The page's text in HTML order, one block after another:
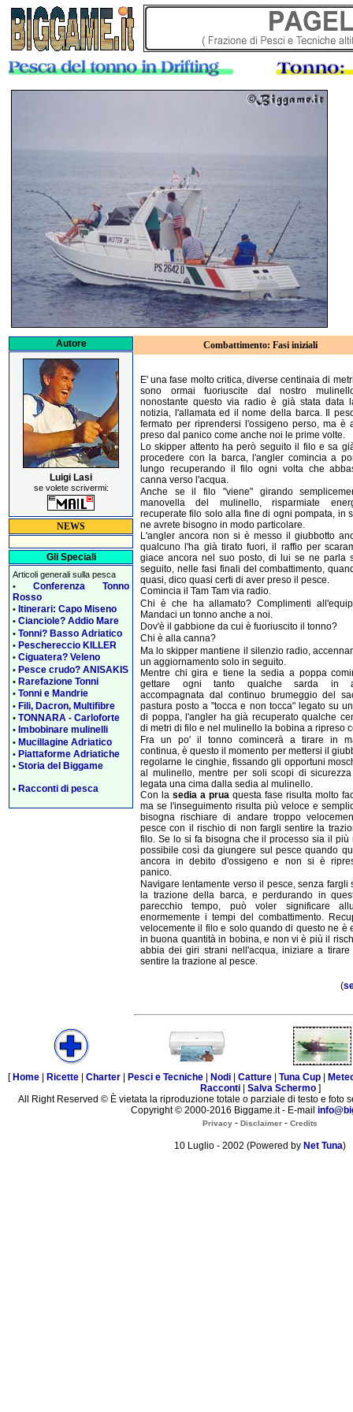
Autore
Luigi Lasi
se volete scrivermi:
NEWS
Gli Speciali
Articoli generali sulla pesca
• Conferenza Tonno
Rosso
• Itinerari: Capo Miseno
• Cianciole? Addio Mare
• Tonni? Basso Adriatico
• Peschereccio KILLER
• Ciguatera? Veleno
• Pesce crudo? ANISAKIS
• Rarefazione Tonni
• Tonni e Mandrie
• Fili, Dacron, Multifibre
• TONNARA - Carloforte
• Imbobinare mulinelli
• Mucillagine Adriatico
• Piattaforme Adriatiche
• Storia del Biggame
• Racconti di pesca
Combattimento: Fasi iniziali
E' una fase molto critica, diverse centinaia di
sono ormai fuoriuscite dal nostro
nonostante questo via radio è già stata data
notizia, l'allamata ed il nome della barca. Il
fermato per riprendersi l'ossigeno perso, ma è
preso dal panico come anche noi le prime volte.
Lo skipper attento ha però seguito il filo e sa
procedere con la barca, l'angler comincia a
lungo recuperando il filo ogni volta che
canna verso l'acqua.
Anche se il filo "viene" girando
manovella del mulinello, risparmiate
recuperate filo solo alla fine di ogni pompata, in
ne avrete bisogno in modo particolare.
L'angler ancora non si è messo il giubbotto
qualcuno l'ha già tirato fuori, il raffio per
giace ancora nel suo posto, di lui se ne parla
seguito, nelle fasi finali del combattimento,
quasi, dico quasi certi di aver preso il pesce.
Comincia il Tam Tam via radio.
Chi è che ha allamato? Complimenti
Mandaci un tonno anche a noi.
Dov'è il gabbione da cui è fuoriuscito il tonno?
Chi è alla canna?
Ma lo skipper mantiene il silenzio radio,
un aggiornamento solo in seguito.
Mentre chi gira e tiene la sedia a poppa
gettare ogni tanto qualche sarda in
accompagnata dal continuo brumeggio del
pastura posto a "tocca e non tocca" legato su
di poppa, l'angler ha già recuperato qualche
di metri di filo e nel mulinello la bobina a ripreso
Fra un po' il tonno comincerà a tirare in
continua, è questo il momento per mettersi il
regolarne le cinghie, fissando gli opportuni
al mulinello, mentre per soli scopi di
legata una cima dalla sedia al mulinello.
Con la sedia a prua questa fase risulta molto
ma se l'inseguimento risulta più veloce e
bisogna rischiare di andare troppo
pesce con il rischio di non fargli sentire la
filo. Se lo si fa bisogna che il processo sia il più
possibile così da giungere sul pesce quando
ancora in debito d'ossigeno e non si è
panico.
Navigare lentamente verso il pesce, senza fargli
la trazione della barca, e perdurando in
parecchio tempo, può voler significare
enormemente i tempi del combattimento.
velocemente il filo e solo quando di questo ne è
in buona quantità in bobina, e non vi è più il
abbia dei giri strani nell'acqua, iniziare a tirare
sentire la trazione al pesce.
(
[ Home Ricette Charter Pesci e Tecniche Nodi Catture Tuna Cup
Racconti| Salva Schermo]
All Right Reserved © È vietata la riproduzione totale o parziale di testo e foto
Copyright © 2000-2016 Biggame.it - E-mail
Privacy - Disclaimer - Credits
10 Luglio - 2002 (Powered by Net Tuna)